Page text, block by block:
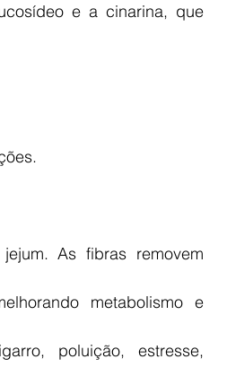
e a cinarina, que
As fibras removem
metabolismo e
poluição, estresse,